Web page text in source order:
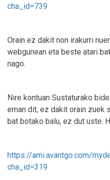
cha_id=739
Orain ez dakit non irakurri
webgunean eta beste atari
nago.
Nire kontuan Sustaturako
eman dit, ez dakit orain zuek
bat botako balu, ez dut uste.
https://ami.avantgo.com/
cha_id=319